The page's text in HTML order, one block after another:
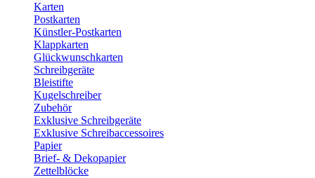
Karten
Postkarten
Künstler-Postkarten
Klappkarten
Glückwunschkarten
Schreibgeräte
Bleistifte
Kugelschreiber
Zubehör
Exklusive Schreibgeräte
Exklusive Schreibaccessoires
Papier
Brief- & Dekopapier
Zettelblöcke